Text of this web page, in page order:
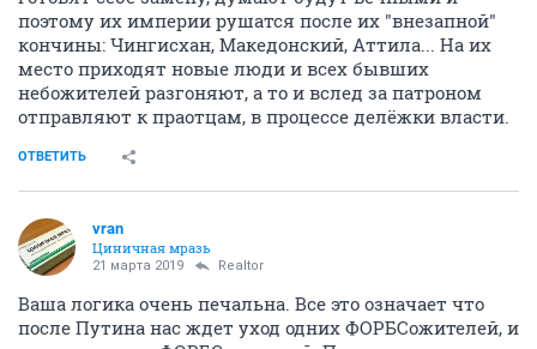
поэтому их империи рушатся после их "внезапной"
кончины: Чингисхан, Македонский, Аттила... На их
место приходят новые люди и всех бывших
небожителей разгоняют, а то и вслед за патроном
отправляют к праотцам, в процессе делёжки власти.
ОТВЕТИТЬ
vran
Циничная мразь
21 марта 2019 Realtor
Ваша логика очень печальна. Все это означает что
после Путина нас ждет уход одних ФОРБСожителей, и